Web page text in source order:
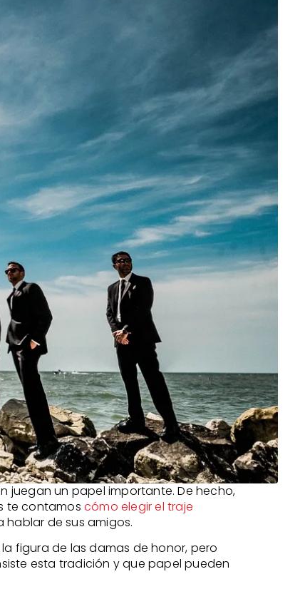
juegan un papel importante. De hecho,
te contamoscómo elegir el traje
hablar de sus amigos.
figura de las damas de honor, pero
esta tradición y que papel pueden